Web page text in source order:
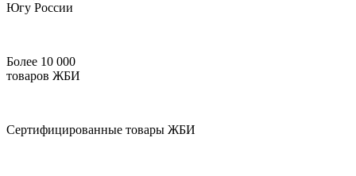
Югу России
Более 10 000
товаров ЖБИ
Сертифицированные товары ЖБИ